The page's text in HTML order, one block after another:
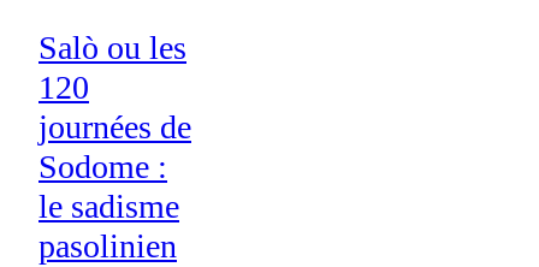
Salò ou les
120
journées de
Sodome :
le sadisme
pasolinien